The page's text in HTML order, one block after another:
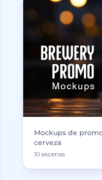
Mockups de
cerveza
10 escenas